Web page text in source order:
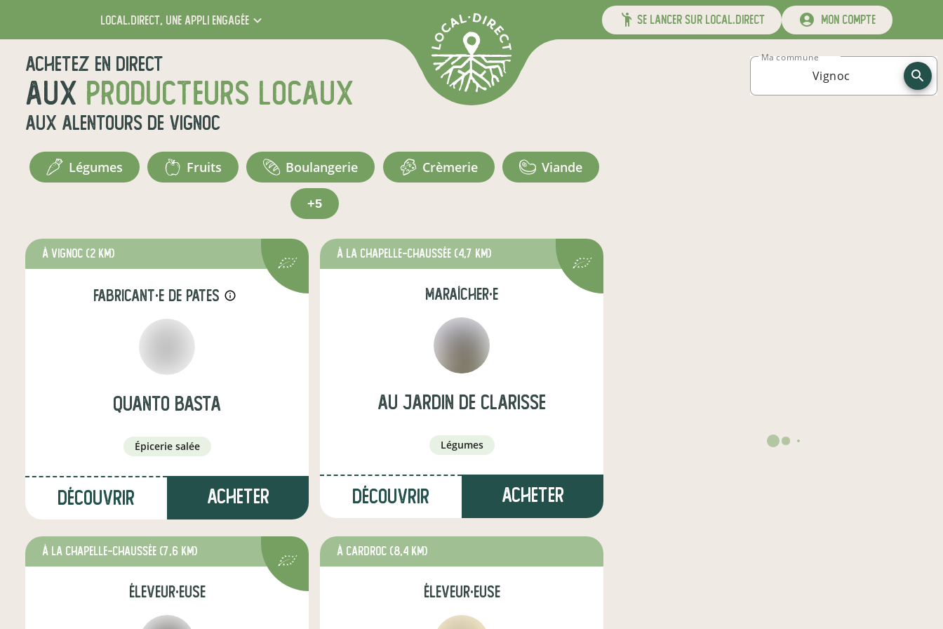
local.direct, une appli engagée se lancer sur local.direct mon compte
Achetez en direct
aux producteurs locaux
aux alentours de Vignoc
légumes fruits boulangerie crèmerie viande
+5
Ma commune
à Vignoc (2 km)
fabricant·e de pates info_outline
quanto basta
épicerie salée
Découvrir Acheter
à La Chapelle-Chaussée (4,7 km)
maraîcher·e
AU JARDIN DE CLARISSE
légumes
Découvrir Acheter
à La Chapelle-Chaussée (7,6 km)
éleveur·euse
à Cardroc (8,4 km)
éleveur·euse